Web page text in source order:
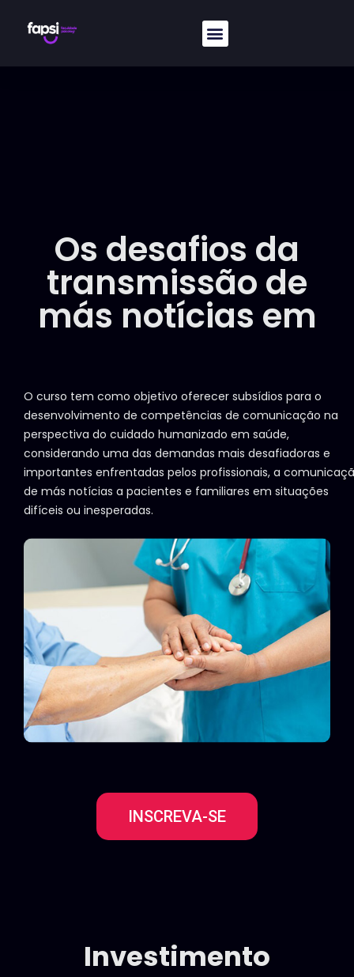
Os desafios da
transmissão de
más notícias em
O curso tem como objetivo oferecer subsídios para o
desenvolvimento de competências de comunicação na
perspectiva do cuidado humanizado em saúde,
considerando uma das demandas mais desafiadoras e
importantes enfrentadas pelos profissionais, a
de más notícias a pacientes e familiares em situações
difíceis ou inesperadas.
100% Online - gravado
Carga horária - 4 horas
Local - Plataforma AVA
INSCREVA-SE
Investimento